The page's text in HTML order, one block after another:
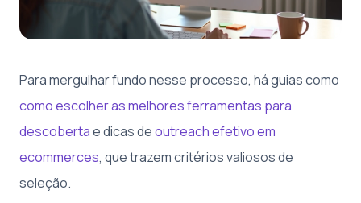
Para mergulhar fundo nesse processo, há guias como
como escolher as melhores ferramentas para
descobertae dicas deoutreach efetivo em
ecommerces, que trazem critérios valiosos de
seleção.